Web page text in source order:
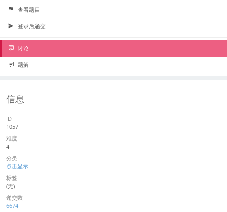
查看题目
登录后递交
讨论
题解
信息
ID
1057
难度
4
分类
点击显示
标签
(无)
递交数
6674